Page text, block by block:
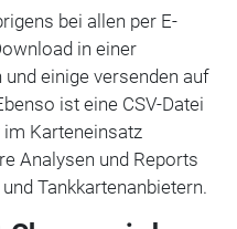
bei allen per E-
in einer
einige versenden auf
ist eine CSV-Datei
im Karteneinsatz
Analysen und Reports
Tankkartenanbietern.